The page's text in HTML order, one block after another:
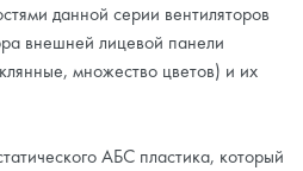
данной серии вентиляторов
внешней лицевой панели
множество цветов) и их
АБС пластика, который